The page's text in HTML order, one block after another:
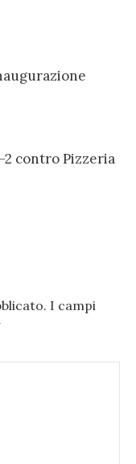
2 contro Pizzeria
I campi